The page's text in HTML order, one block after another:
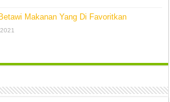
Makanan Yang Di Favoritkan